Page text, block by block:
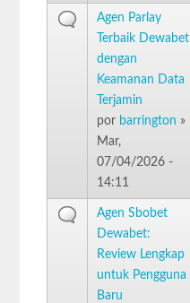
Agen Parlay
Terbaik Dewabet
dengan
Keamanan Data
Terjamin
por barrington »
Mar,
07/04/2026 -
14:11
Agen Sbobet
Dewabet:
Review Lengkap
untuk Pengguna
Baru